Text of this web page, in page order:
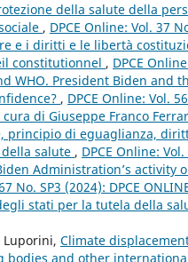
della salute della
, DPCE Online: Vol. 37
e i diritti e le libertà
constitutionnel , DPCE
WHO. President Biden and
, DPCE Online: Vol.
di Giuseppe Franco
principio di eguaglianza,
salute , DPCE Online:
Administration’s activity
No. SP3 (2024): DPCE
stati per la tutela della
Luporini, Climate
and other